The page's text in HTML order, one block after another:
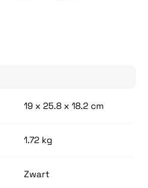
19 x 25.8 x 18.2 cm
1.72 kg
Zwart